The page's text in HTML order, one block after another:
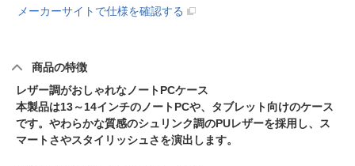
メーカーサイトで仕様を確認する
商品の特徴
レザー調がおしゃれなノートPCケース
本製品は13～14インチのノートPCや、タブレット向けのケース
です。やわらかな質感のシュリンク調のPUレザーを採用し、ス
マートさやスタイリッシュさを演出します。